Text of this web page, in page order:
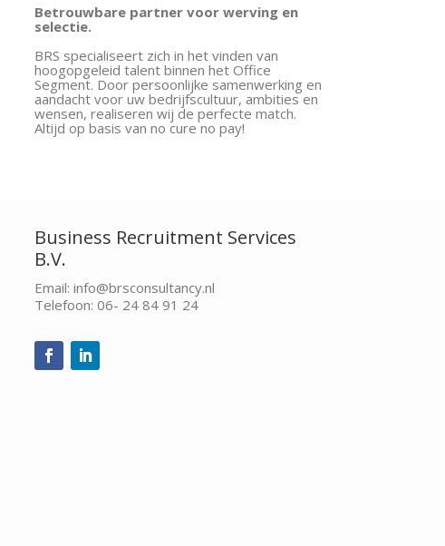
Betrouwbare partner voor werving en
selectie.
BRS specialiseert zich in het vinden van
hoogopgeleid talent binnen het Office
Segment. Door persoonlijke samenwerking en
aandacht voor uw bedrijfscultuur, ambities en
wensen, realiseren wij de perfecte match.
Altijd op basis van no cure no pay!
Business Recruitment Services
B.V.
Email: info@brsconsultancy.nl
Telefoon: 06- 24 84 91 24